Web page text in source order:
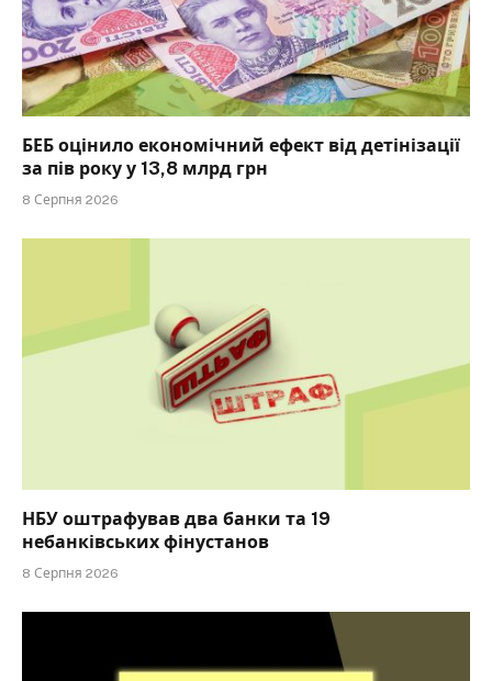
БЕБ оцінило економічний ефект від детінізації
за пів року у 13,8 млрд грн
8 Серпня 2026
НБУ оштрафував два банки та 19
небанківських фінустанов
8 Серпня 2026